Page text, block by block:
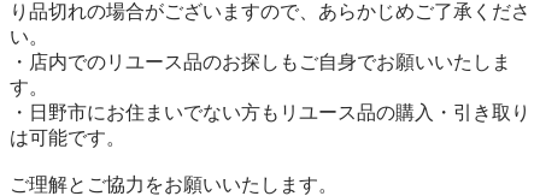
り品切れの場合がございますので、あらかじめご了承くださ
い。
・店内でのリユース品のお探しもご自身でお願いいたしま
す。
・日野市にお住まいでない方もリユース品の購入・引き取り
は可能です。
ご理解とご協力をお願いいたします。